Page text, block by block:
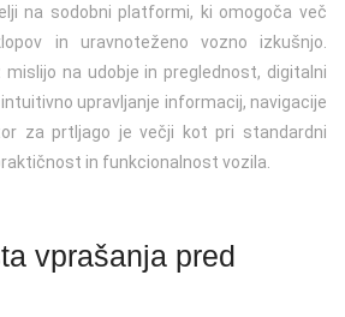
na sodobni platformi, ki omogoča več
in uravnoteženo vozno izkušnjo.
mislijo na udobje in preglednost, digitalni
upravljanje informacij, navigacije
za prtljago je večji kot pri standardni
in funkcionalnost vozila.
vprašanja pred